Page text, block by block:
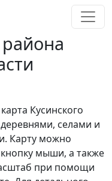
Кусинского
селами и
Карту можно
мыши, а также
при помощи